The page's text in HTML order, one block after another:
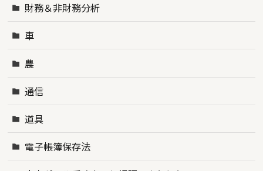
財務＆非財務分析
車
農
通信
道具
電子帳簿保存法